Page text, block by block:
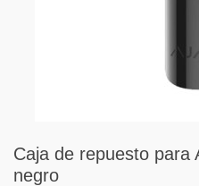
Caja de repuesto para
negro